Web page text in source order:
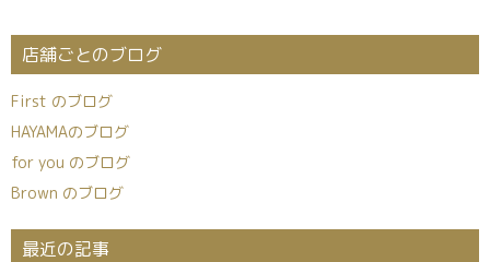
店舗ごとのブログ
First のブログ
HAYAMAのブログ
for you のブログ
Brown のブログ
最近の記事